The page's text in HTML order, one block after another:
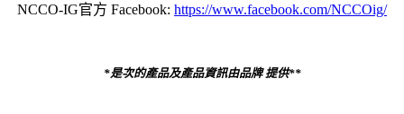
NCCO-IG官方 Facebook: https://www.facebook.com/NCCOig/
*是次的產品及產品資訊由品牌 提供**